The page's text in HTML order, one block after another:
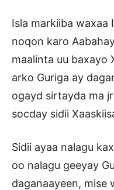
Isla markiiba waxaa
noqon karo
maalinta uu baxayo
arko Guriga ay
ogayd sirtayda ma
socday sidii
Sidii ayaa nalagu
oo nalagu geeyay
daganaayeen, mise